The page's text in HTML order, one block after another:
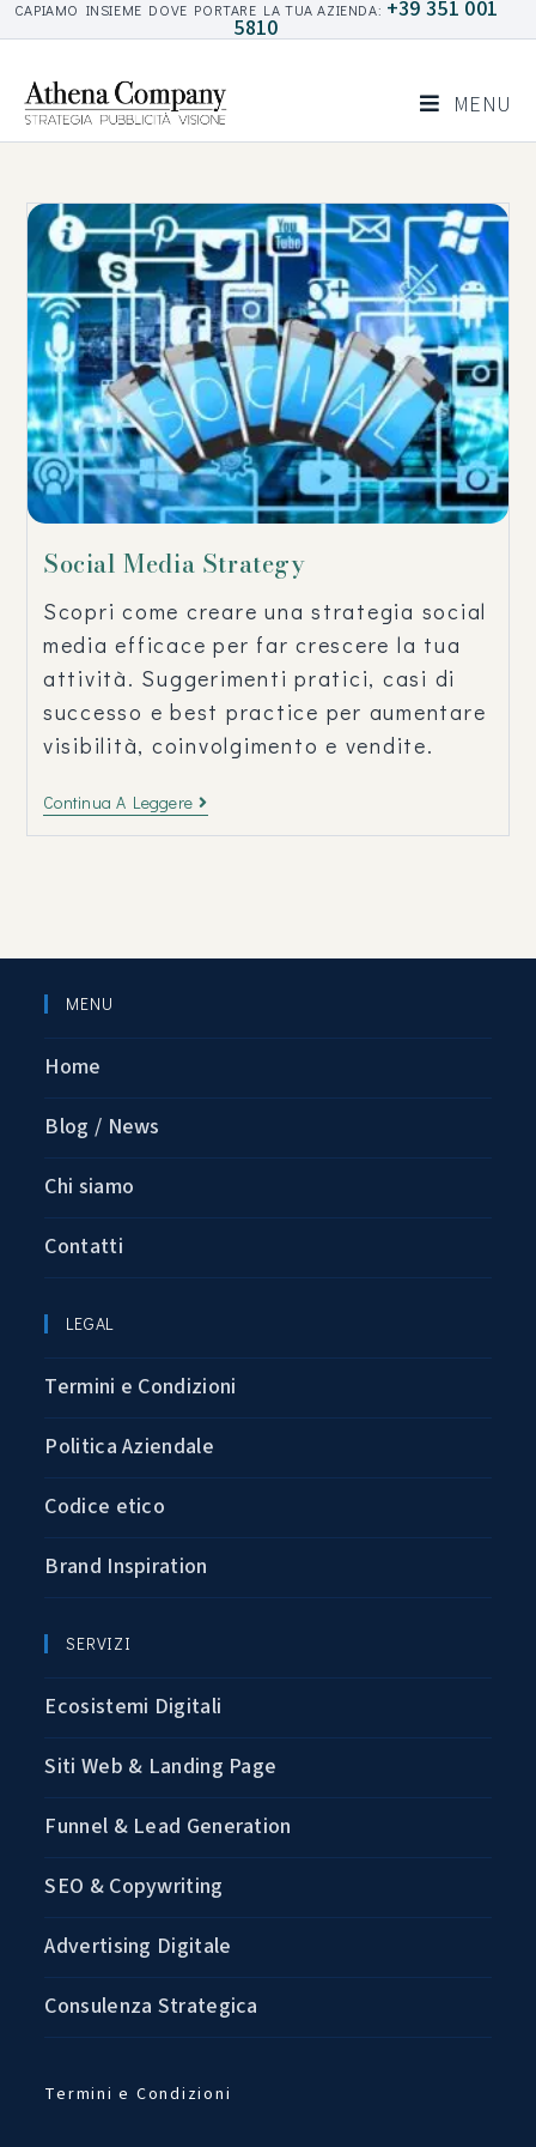
CAPIAMO INSIEME DOVE PORTARE LA TUA AZIENDA: +39 351 001
5810
MENU
Social Media Strategy
Scopri come creare una strategia social
media efficace per far crescere la tua
attività. Suggerimenti pratici, casi di
successo e best practice per aumentare
visibilità, coinvolgimento e vendite.
Continua A Leggere
MENU
Home
Blog / News
Chi siamo
Contatti
LEGAL
Termini e Condizioni
Politica Aziendale
Codice etico
Brand Inspiration
SERVIZI
Ecosistemi Digitali
Siti Web & Landing Page
Funnel & Lead Generation
SEO & Copywriting
Advertising Digitale
Consulenza Strategica
Termini e Condizioni